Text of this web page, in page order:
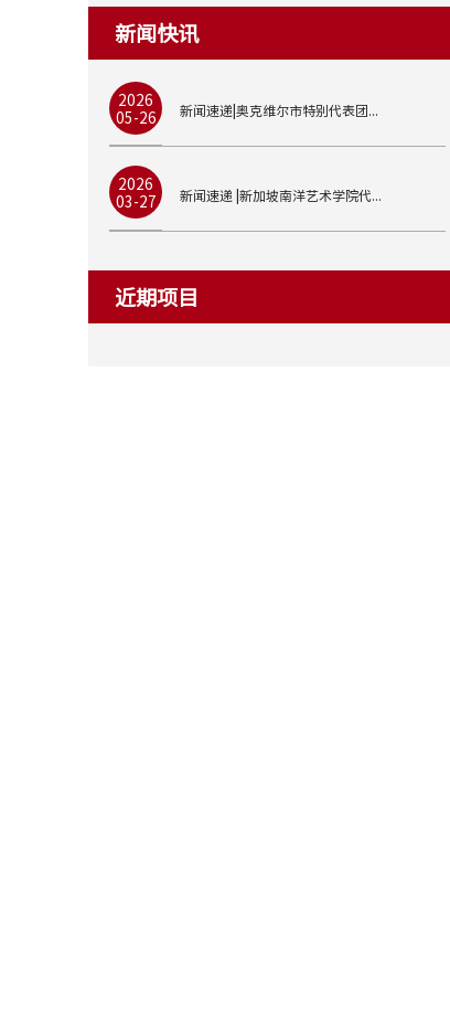
新闻快讯
2026
05-26
新闻速递|奥克维尔市特别代表团...
2026
03-27
新闻速递 |新加坡南洋艺术学院代...
近期项目